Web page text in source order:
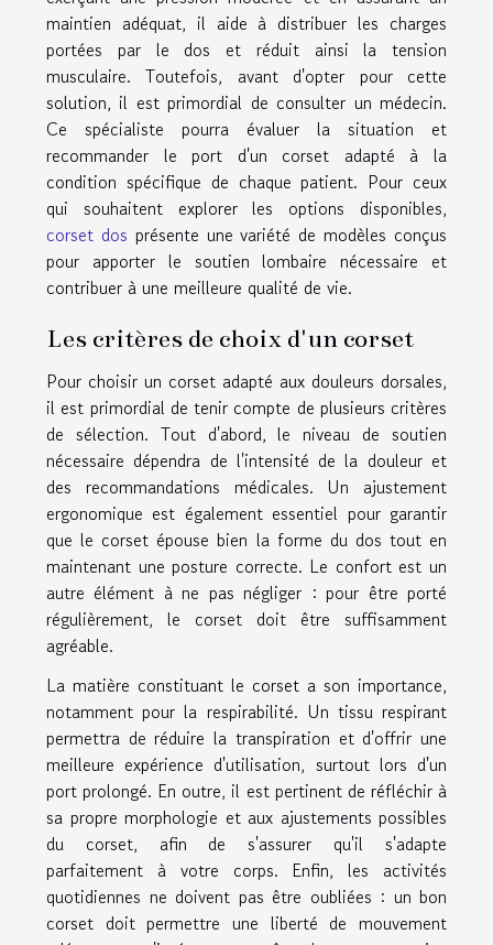
maintien adéquat, il aide à distribuer les charges
portées par le dos et réduit ainsi la tension
musculaire. Toutefois, avant d'opter pour cette
solution, il est primordial de consulter un médecin.
Ce spécialiste pourra évaluer la situation et
recommander le port d'un corset adapté à la
condition spécifique de chaque patient. Pour ceux
qui souhaitent explorer les options disponibles,
corset dos présente une variété de modèles conçus
pour apporter le soutien lombaire nécessaire et
contribuer à une meilleure qualité de vie.
Les critères de choix d'un corset
Pour choisir un corset adapté aux douleurs dorsales,
il est primordial de tenir compte de plusieurs critères
de sélection. Tout d'abord, le niveau de soutien
nécessaire dépendra de l'intensité de la douleur et
des recommandations médicales. Un ajustement
ergonomique est également essentiel pour garantir
que le corset épouse bien la forme du dos tout en
maintenant une posture correcte. Le confort est un
autre élément à ne pas négliger : pour être porté
régulièrement, le corset doit être suffisamment
agréable.
La matière constituant le corset a son importance,
notamment pour la respirabilité. Un tissu respirant
permettra de réduire la transpiration et d'offrir une
meilleure expérience d'utilisation, surtout lors d'un
port prolongé. En outre, il est pertinent de réfléchir à
sa propre morphologie et aux ajustements possibles
du corset, afin de s'assurer qu'il s'adapte
parfaitement à votre corps. Enfin, les activités
quotidiennes ne doivent pas être oubliées : un bon
corset doit permettre une liberté de mouvement